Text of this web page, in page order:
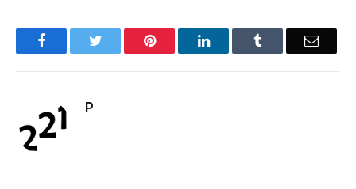
FacebookTwitter Pinterest LinkedInTumblr Email
P